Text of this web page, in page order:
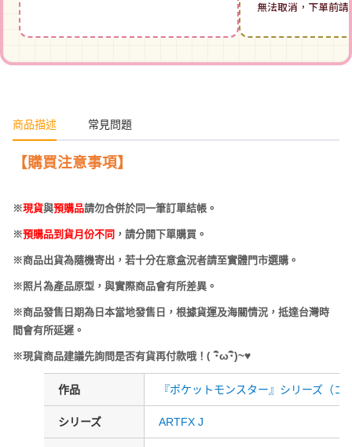
無法取消，下單前
商品描述 常見問題
【購買注意事項】
※現貨與預購品請勿合併於同一筆訂單結帳。
※預購品到貨月份不同 ，請分開下單購買。
※商品出貨為隨機寄出，若十分在意盒況者請至實體門市選購。
※照片為產品原型，與實際商品會有所差異。
※商品發售日期為日本當地發售日，根據貨運及海關情況，抵達台灣時
間會有所延遲。
※現貨商品建議先詢問是否有貨再付款哦！ (･ω･)~♥
作品 『ポケットモンスター』シリーズ（コ
シリーズ ARTFX J